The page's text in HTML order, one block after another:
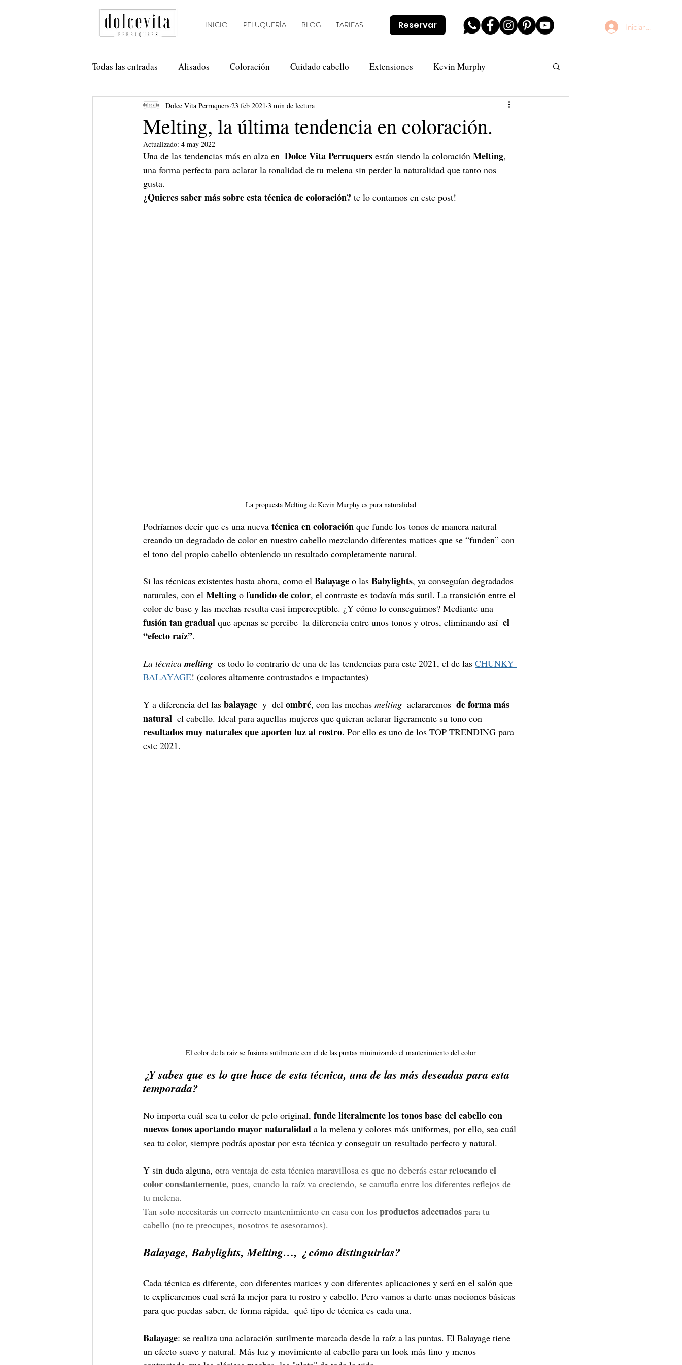
INICIO PELUQUERÍA BLOG TARIFAS Reservar Iniciar sesión
Todas las entradas Alisados Coloración Cuidado cabello Extensiones Kevin Murphy
Método Curly Nanoplastia Novias Olaplex
Anti Frizz Balayage
Melting, la última tendencia en coloración.
Dolce Vita Perruquers 23 feb 2021 3 min de lectura
Actualizado: 4 may 2022
Una de las tendencias más en alza en Dolce Vita Perruquers están siendo la coloración Melting,
una forma perfecta para aclarar la tonalidad de tu melena sin perder la naturalidad que tanto nos
gusta.
¿Quieres saber más sobre esta técnica de coloración? te lo contamos en este post!
La propuesta Melting de Kevin Murphy es pura naturalidad
Podríamos decir que es una nueva técnica en coloración que funde los tonos de manera natural
creando un degradado de color en nuestro cabello mezclando diferentes matices que se “funden” con
el tono del propio cabello obteniendo un resultado completamente natural.
Si las técnicas existentes hasta ahora, como el Balayage o las Babylights, ya conseguían degradados
naturales, con el Melting o fundido de color, el contraste es todavía más sutil. La transición entre el
color de base y las mechas resulta casi imperceptible. ¿Y cómo lo conseguimos? Mediante una
fusión tan gradual que apenas se percibe  la diferencia entre unos tonos y otros, eliminando así el
“efecto raíz”.
La técnica melting
  es todo lo contrario de una de las tendencias para este 2021, el de las
CHUNKY
BALAYAGE! (colores altamente contrastados e impactantes)
Y a diferencia del las balayage
  y  del
ombré, con las mechas melting aclararemos
  de forma más
natural
  el cabello. Ideal para aquellas mujeres que quieran aclarar ligeramente su tono con
resultados muy naturales que aporten luz al rostro. Por ello es uno de los TOP TRENDING para
este 2021.
El color de la raíz se fusiona sutilmente con el de las puntas minimizando el mantenimiento del color
¿Y sabes que es lo que hace de esta técnica, una de las más deseadas para esta
temporada?
No importa cuál sea tu color de pelo original, funde literalmente los tonos base del cabello con
nuevos tonos aportando mayor naturalidad a la melena y colores más uniformes, por ello, sea cuál
sea tu color, siempre podrás apostar por esta técnica y conseguir un resultado perfecto y natural.
Y sin duda alguna, otra ventaja de esta técnica maravillosa es que no deberás estar retocando el
color constantemente, pues, cuando la raíz va creciendo, se camufla entre los diferentes reflejos de
tu melena.
Tan solo necesitarás un correcto mantenimiento en casa con los productos adecuados para tu
cabello (no te preocupes, nosotros te asesoramos).
Balayage, Babylights, Melting…, ¿ cómo distinguirlas?
Cada técnica es diferente, con diferentes matices y con diferentes aplicaciones y será en el salón que
te explicaremos cual será la mejor para tu rostro y cabello. Pero vamos a darte unas nociones básicas
para que puedas saber, de forma rápida,  qué tipo de técnica es cada una.
Balayage: se realiza una aclaración sutilmente marcada desde la raíz a las puntas. El Balayage tiene
un efecto suave y natural. Más luz y movimiento al cabello para un look más fino y menos